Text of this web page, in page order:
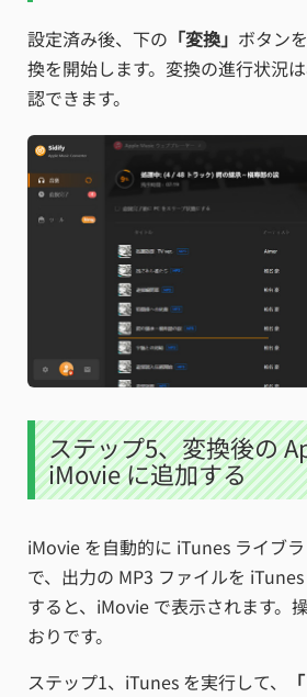
設定済み後、下の 「変換」 ボタン
換を開始します。変換の進行状況
認できます。
ステップ5、変換後の
iMovie に追加する
iMovie を自動的に iTunes ライブ
で、出力の MP3 ファイルを
すると、iMovie で表示されます。
おりです。
ステップ1、iTunes を実行して、